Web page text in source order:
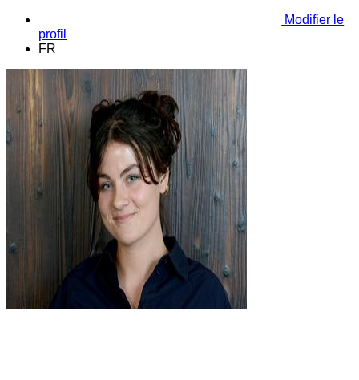
Modifier le
profil
FR